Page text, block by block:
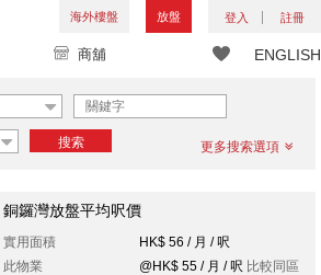
海外樓盤 放盤 登入 註冊
ENGLISH
商舖
搜索 更多搜索選項
銅鑼灣放盤平均呎價
實用面積
HK$ 56 / 月 / 呎
此物業
@HK$ 55 / 月 / 呎 比較同區